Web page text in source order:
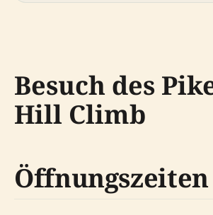
Besuch des
Hill Climb
Öffnungszeiten